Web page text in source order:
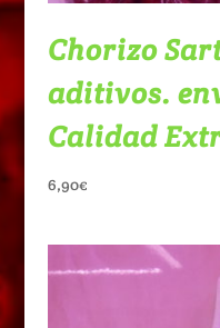
Chorizo
aditivos.
Calidad
6,90€